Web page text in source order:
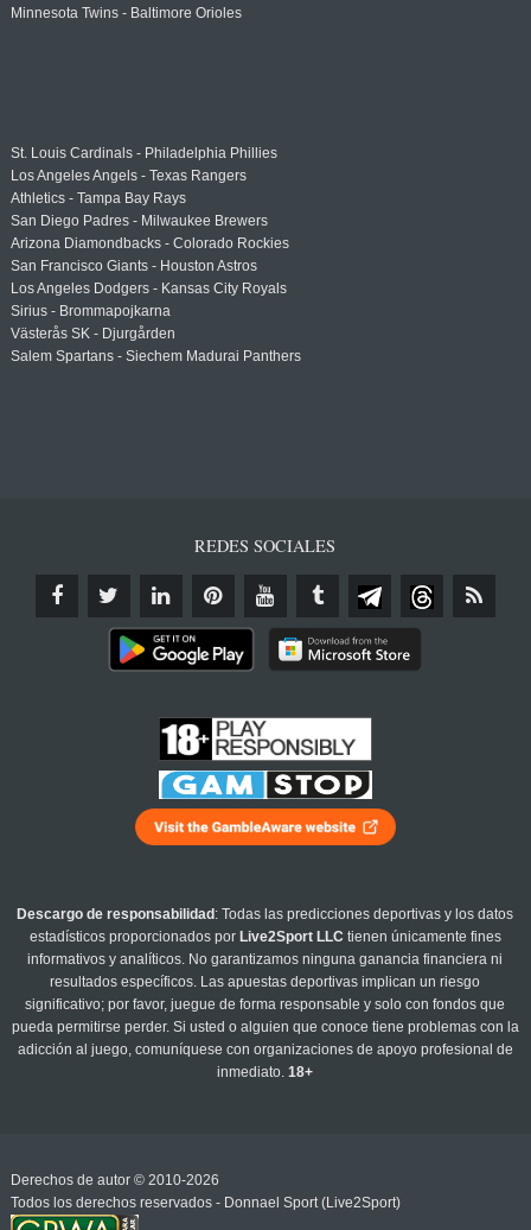
Minnesota Twins - Baltimore Orioles
St. Louis Cardinals - Philadelphia Phillies
Los Angeles Angels - Texas Rangers
Athletics - Tampa Bay Rays
San Diego Padres - Milwaukee Brewers
Arizona Diamondbacks - Colorado Rockies
San Francisco Giants - Houston Astros
Los Angeles Dodgers - Kansas City Royals
Sirius - Brommapojkarna
Västerås SK - Djurgården
Salem Spartans - Siechem Madurai Panthers
REDES SOCIALES
Descargo de responsabilidad : Todas las predicciones deportivas y los datos
estadísticos proporcionados por Live2Sport LLC tienen únicamente fines
informativos y analíticos. No garantizamos ninguna ganancia financiera ni
resultados específicos. Las apuestas deportivas implican un riesgo
significativo; por favor, juegue de forma responsable y solo con fondos que
pueda permitirse perder. Si usted o alguien que conoce tiene problemas con la
adicción al juego, comuníquese con organizaciones de apoyo profesional de
inmediato.18+
Derechos de autor © 2010-2026
Todos los derechos reservados - Donnael Sport (Live2Sport)